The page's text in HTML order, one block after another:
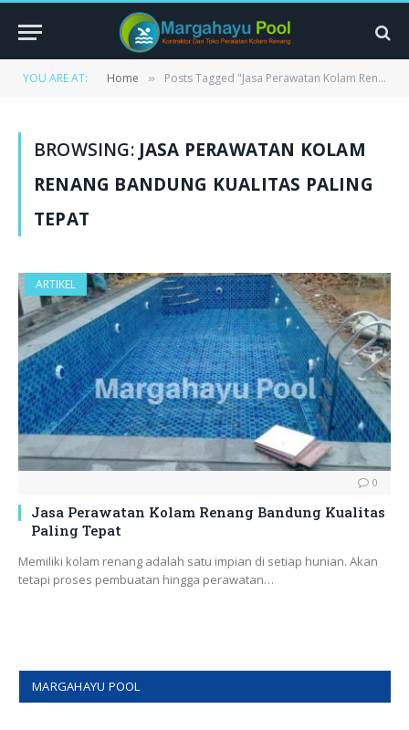
YOU ARE AT: Home » Posts Tagged "Jasa Perawatan Kolam Renang Bandung Kualitas Paling Tepat"
BROWSING: JASA PERAWATAN KOLAM
RENANG BANDUNG KUALITAS PALING
TEPAT
ARTIKEL
0
Jasa Perawatan Kolam Renang Bandung Kualitas
Paling Tepat
Memiliki kolam renang adalah satu impian di setiap hunian. Akan
tetapi proses pembuatan hingga perawatan…
MARGAHAYU POOL